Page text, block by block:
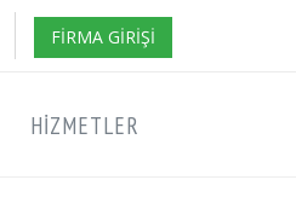
FIRMA GIRIŞI
HIZMETLER